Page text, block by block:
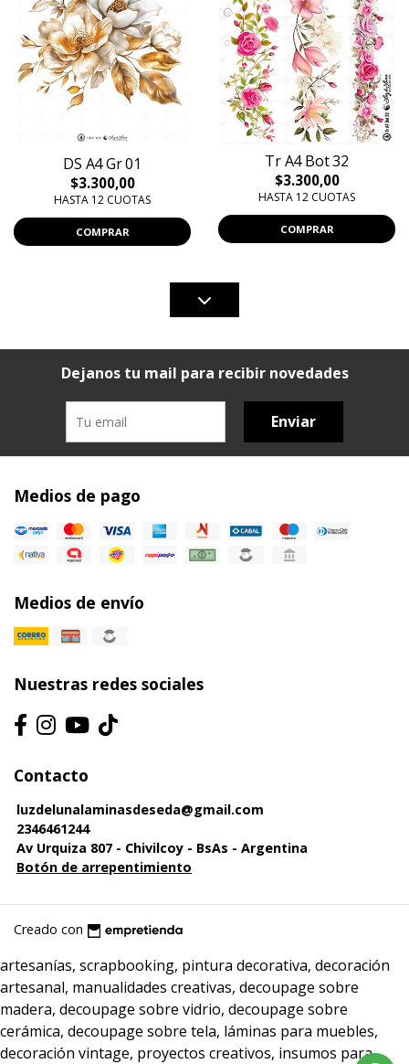
DS A4 Gr 01
$3.300,00
HASTA 12 CUOTAS
COMPRAR
Tr A4 Bot 32
$3.300,00
HASTA 12 CUOTAS
COMPRAR
Dejanos tu mail para recibir novedades
Enviar
Medios de pago
Medios de envío
Nuestras redes sociales
Contacto
luzdelunalaminasdeseda@gmail.com
2346461244
Av Urquiza 807 - Chivilcoy - BsAs - Argentina
Botón de arrepentimiento
Creado con
artesanías, scrapbooking, pintura decorativa, decoración
artesanal, manualidades creativas, decoupage sobre
madera, decoupage sobre vidrio, decoupage sobre
cerámica, decoupage sobre tela, láminas para muebles,
decoración vintage, proyectos creativos, insumos para